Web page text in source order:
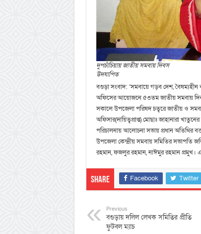
দুপচাঁচিয়ায় জাতীয় সমবায় দিবস
উদযাপিত
বগুড়া সংবাদ: ‘সমবায়ে গড়ব দেশ, বৈষম্যহীন
অফিসের আয়োজনে ৫৩তম জাতীয় সমবায়
সকালে উপজেলা পরিষদ চত্বরে জাতীয় ও
অফিসার(দায়িত্বপ্রাপ্ত) মোছাঃ জাহানারা
পরিচালনায় আলোচনা সভায় প্রধান অতিথির
উপজেলা কেন্দ্রীয় সমবায় সমিতির সভাপতি
রহমান, ফজলুর রহমান, নাঈমুর রহমান প্রমুখ।
Share Facebook Twitter
Previous
বগুড়ায় দলিল লেখক সমিতির প্রীতি
ফুটবল ম্যাচ